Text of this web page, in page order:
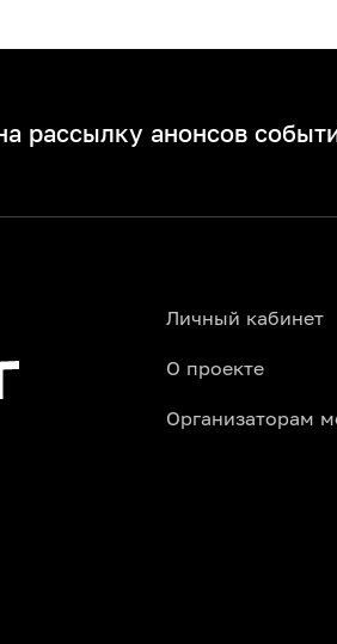
рассылку анонсов
Личный кабинет
О проекте
Организаторам